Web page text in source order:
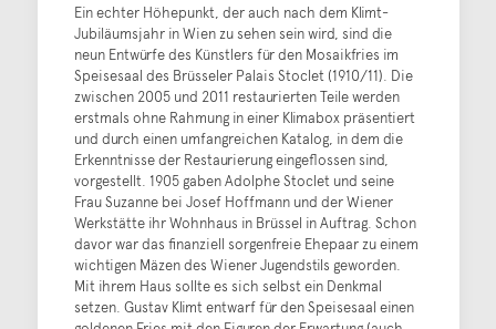
Ein echter Höhepunkt, der auch nach dem Klimt-
Jubiläumsjahr in Wien zu sehen sein wird, sind die
neun Entwürfe des Künstlers für den Mosaikfries im
Speisesaal des Brüsseler Palais Stoclet (1910/11). Die
zwischen 2005 und 2011 restaurierten Teile werden
erstmals ohne Rahmung in einer Klimabox präsentiert
und durch einen umfangreichen Katalog, in dem die
Erkenntnisse der Restaurierung eingeflossen sind,
vorgestellt. 1905 gaben Adolphe Stoclet und seine
Frau Suzanne bei Josef Hoffmann und der Wiener
Werkstätte ihr Wohnhaus in Brüssel in Auftrag. Schon
davor war das finanziell sorgenfreie Ehepaar zu einem
wichtigen Mäzen des Wiener Jugendstils geworden.
Mit ihrem Haus sollte es sich selbst ein Denkmal
setzen. Gustav Klimt entwarf für den Speisesaal einen